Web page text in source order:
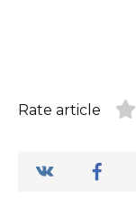
Rate article